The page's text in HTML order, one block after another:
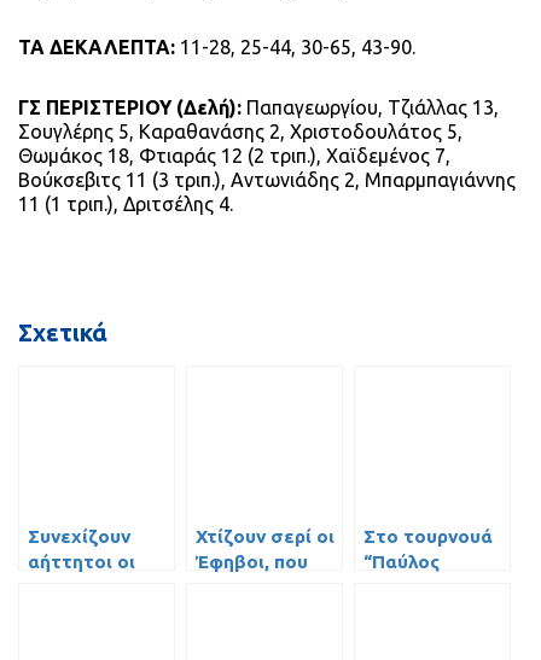
ΤΑ ΔΕΚΑΛΕΠΤΑ: 11-28, 25-44, 30-65, 43-90.
ΓΣ ΠΕΡΙΣΤΕΡΙΟΥ (Δελή): Παπαγεωργίου, Τζιάλλας 13,
Σουγλέρης 5, Καραθανάσης 2, Χριστοδουλάτος 5,
Θωμάκος 18, Φτιαράς 12 (2 τριπ.), Χαϊδεμένος 7,
Βούκσεβιτς 11 (3 τριπ.), Αντωνιάδης 2, Μπαρμπαγιάννης
11 (1 τριπ.), Δριτσέλης 4.
Σχετικά
Συνεχίζουν
αήττητοι οι
Χτίζουν σερί οι
Έφηβοι, που
Στο τουρνουά
“Παύλος